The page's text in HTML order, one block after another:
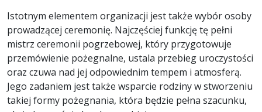
Istotnym elementem organizacji jest także wybór osoby
prowadzącej ceremonię. Najczęściej funkcję tę pełni
mistrz ceremonii pogrzebowej, który przygotowuje
przemówienie pożegnalne, ustala przebieg uroczystości
oraz czuwa nad jej odpowiednim tempem i atmosferą.
Jego zadaniem jest także wsparcie rodziny w stworzeniu
takiej formy pożegnania, która będzie pełna szacunku,